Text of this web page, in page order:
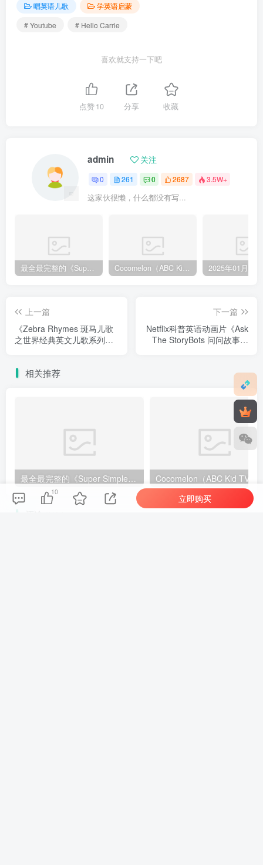
唱英语儿歌
学英语启蒙
# Youtube
# Hello Carrie
喜欢就支持一下吧
点赞10 分享 收藏
admin 关注
0 261 0 2687 3.5W+
这家伙很懒，什么都没有写...
最全最完整的《Super Simple Songs》英文启蒙儿歌视频，自然拼读、英语动画视频，各系列总共1933集视频，1080P高清视频带英文字幕，百度网盘下载！ Cocomelon（ABC Kid TV）英语启蒙儿歌童谣视频，全938集，1080P高清视频带英文字幕，带音频MP3，百度网盘下载！
上一篇
《Zebra Rhymes 斑马儿歌
之世界经典英文儿歌系列》
载！
下一篇
Netflix科普英语动画片《Ask
The StoryBots 问问故事机
字幕，百度网盘下载！
相关推荐
最全最完整的《Super Simple Songs》英文启蒙儿歌视频，自然拼读、英语动画视频，各系列总共1933集视频，1080P高清视频带英文字幕，百度网盘下载！
10
立即购买